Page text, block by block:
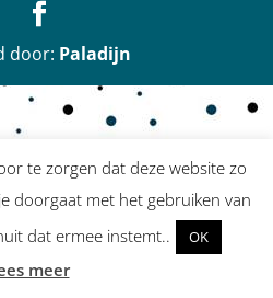
door: Paladijn
te zorgen dat deze website zo
doorgaat met het gebruiken van
dat ermee instemt..
OK
meer